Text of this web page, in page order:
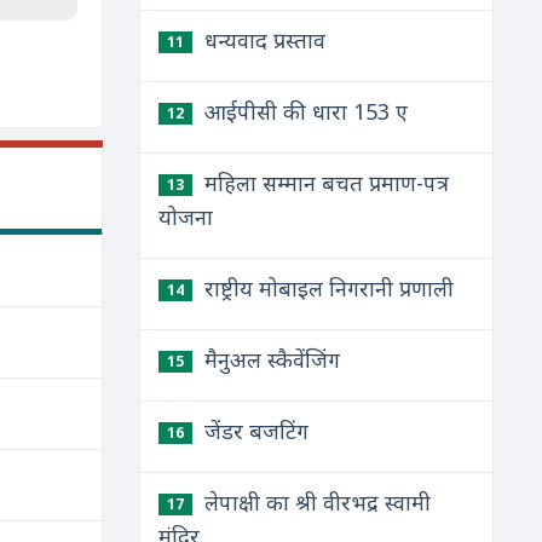
11 धन्यवाद प्रस्ताव
12 आईपीसी की धारा 153 ए
13
महिला सम्मान बचत प्रमाण-पत्र
योजना
14 राष्ट्रीय मोबाइल निगरानी प्रणाली
15 मैनुअल स्कैवेंजिंग
16 जेंडर बजटिंग
17
लेपाक्षी का श्री वीरभद्र स्वामी
मंदिर